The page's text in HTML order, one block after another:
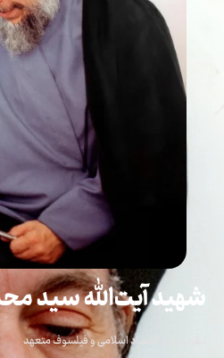
شهید آیت‌الله سید
نظریه‌پرداز اقتصاد اسلامی و فیلسوف متعهد